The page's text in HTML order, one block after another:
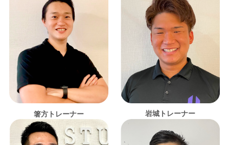
箸方トレーナー 岩城トレーナー